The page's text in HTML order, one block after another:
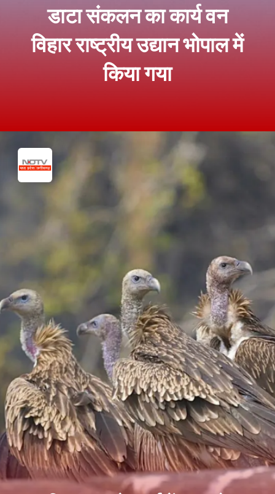
डाटा संकलन का कार्य वन
विहार राष्ट्रीय उद्यान भोपाल में
किया गया